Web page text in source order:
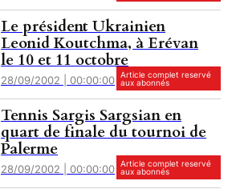
Le président Ukrainien
Leonid Koutchma, à Erévan
le 10 et 11 octobre
28/09/2002 | 00:00:00 Article complet reservé
aux abonnés
Tennis Sargis Sargsian en
quart de finale du tournoi de
Palerme
28/09/2002 | 00:00:00 Article complet reservé
aux abonnés